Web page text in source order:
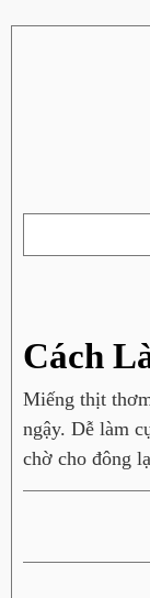
Cách
Miếng thịt
ngậy. Dễ làm
chờ cho đông